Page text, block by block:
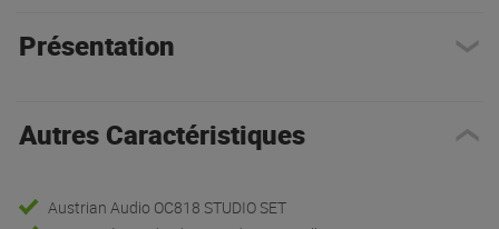
Présentation
Autres Caractéristiques
Austrian Audio OC818 STUDIO SET